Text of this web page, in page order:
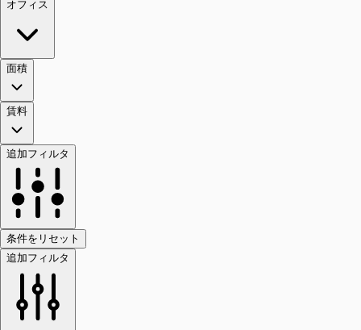
オフィス
面積
賃料
追加フィルタ
条件をリセット
追加フィルタ